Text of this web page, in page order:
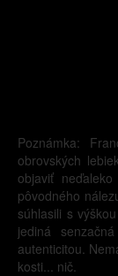
Poznámka:
obrovských
objaviť
pôvodného
súhlasili s
jediná
autenticitou.
kosti... nič.